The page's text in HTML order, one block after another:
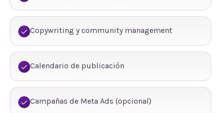
Copywriting y community management
Calendario de publicación
Campañas de Meta Ads (opcional)